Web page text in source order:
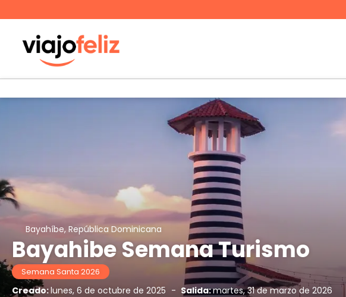
Bayahíbe, República Dominicana
Bayahibe Semana Turismo
Semana Santa 2026
Creado:lunes, 6 de octubre de 2025 - Salida:martes, 31 de marzo de 2026